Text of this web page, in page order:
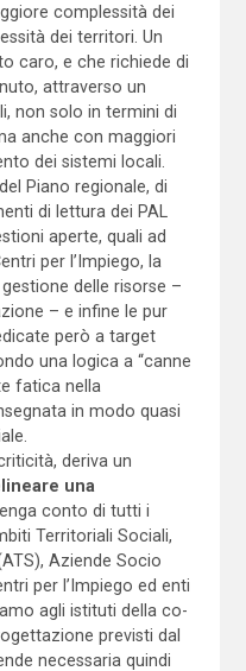
complessità dei
dei territori. Un
caro, e che richiede di
attraverso un
non solo in termini di
anche con maggiori
dei sistemi locali.
Piano regionale, di
di lettura dei PAL
aperte, quali ad
per l’Impiego, la
delle risorse –
– e infine le pur
però a target
una logica a “canne
fatica nella
in modo quasi
deriva un
una
conto di tutti i
Territoriali Sociali,
Aziende Socio
per l’Impiego ed enti
agli istituti della co-
previsti dal
necessaria quindi